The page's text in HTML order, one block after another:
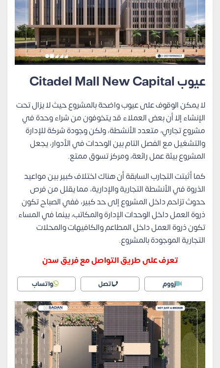
عيوب Citadel Mall New Capital
لا يمكن الوقوف على عيوب واضحة بالمشروع حيث لا يزال تحت
الإنشاء إلا أن بعض العملاء قد يتخوفون من شراء وحدة في
مشروع تجاري، متعدد الأنشطة، ولكن وجودة شركة للإدارة
والتشغيل مع الفصل التام بين الوحدات في الأدوار، يجعل
المشروع بيئة عمل رائعة، ومركز تسوق ممتع.
كما أثبتت التجارب السابقة أن هناك اختلاف كبير بين مواعيد
الذروة في الأنشطة التجارية والإدارية، مما يقلل من فرص
حدوث تزاحم داخل المشروع إلى حد كبير، ففي الصباح تكون
ذروة العمل داخل الوحدات الإدارة والمكاتب، بينما في المساء
تكون ذروة العمل داخل المطاعم والكافيهات والمحلات
التجارية الموجودة بالمشروع.
تعرف على طريق التواصل مع فريق سدن
زووم اتصل واتساب